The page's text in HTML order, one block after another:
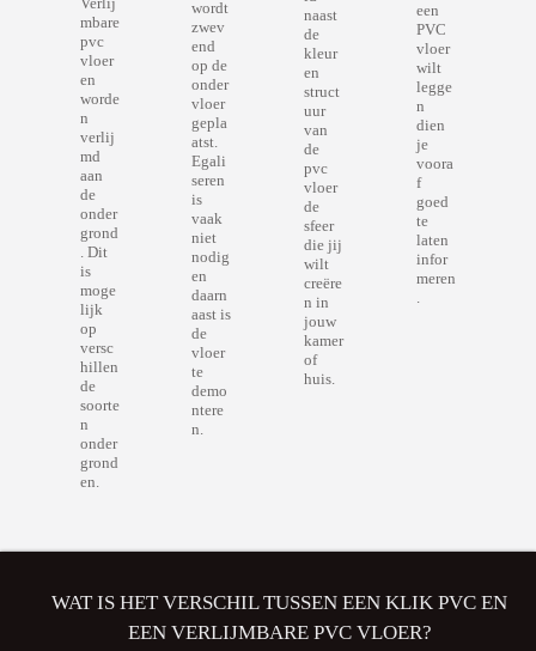
mbare
pvc
vloer
en
worde
n
verlij
md
aan
de
onder
grond
. Dit
is
moge
lijk
op
versc
hillen
de
soorte
n
onder
grond
en.
wordt
zwev
end
op de
onder
vloer
gepla
atst.
Egali
seren
is
vaak
niet
nodig
en
daarn
aast is
de
vloer
te
demo
ntere
n.
naast
de
kleur
en
struct
uur
van
de
pvc
vloer
de
sfeer
die jij
wilt
creëre
n in
jouw
kamer
of
huis.
een
PVC
vloer
wilt
legge
n
dien
je
voora
f
goed
te
laten
infor
meren
.
WAT IS HET VERSCHIL TUSSEN EEN KLIK PVC EN
EEN VERLIJMBARE PVC VLOER?